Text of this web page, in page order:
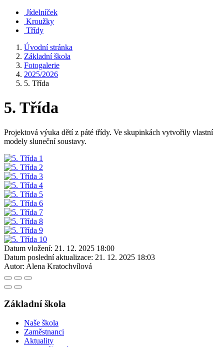
Jídelníček
Kroužky
Třídy
Úvodní stránka
Základní škola
Fotogalerie
2025/2026
5. Třída
5. Třída
Projektová výuka dětí z páté třídy. Ve skupinkách vytvořily vlastní
modely sluneční soustavy.
Datum vložení: 21. 12. 2025 18:00
Datum poslední aktualizace: 21. 12. 2025 18:03
Autor: Alena Kratochvílová
Základní škola
Naše škola
Zaměstnanci
Aktuality